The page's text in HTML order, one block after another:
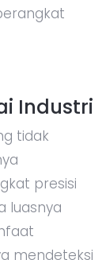
Industri
tidak
presisi
luasnya
mendeteksi